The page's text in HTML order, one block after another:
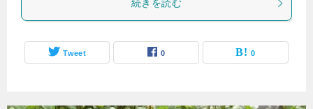
続きを読む
Tweet 0 0